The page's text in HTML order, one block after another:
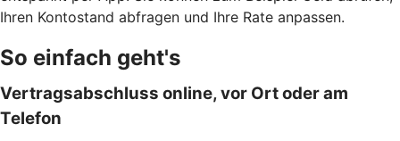
Ihren Kontostand abfragen und Ihre Rate anpassen.
So einfach geht's
Vertragsabschluss online, vor Ort oder am
Telefon